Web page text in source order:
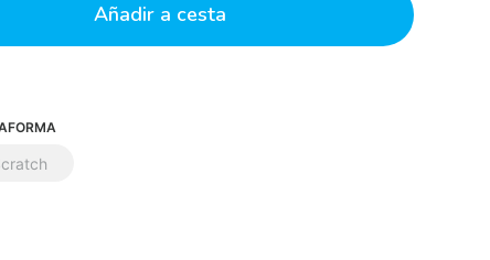
Añadir a cesta